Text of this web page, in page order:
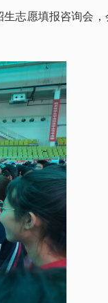
志愿填报咨询会